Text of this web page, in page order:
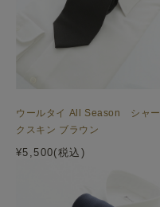
ウールタイ All Season シャー
クスキン ブラウン
¥5,500(税込)